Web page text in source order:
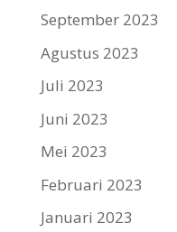
September 2023
Agustus 2023
Juli 2023
Juni 2023
Mei 2023
Februari 2023
Januari 2023